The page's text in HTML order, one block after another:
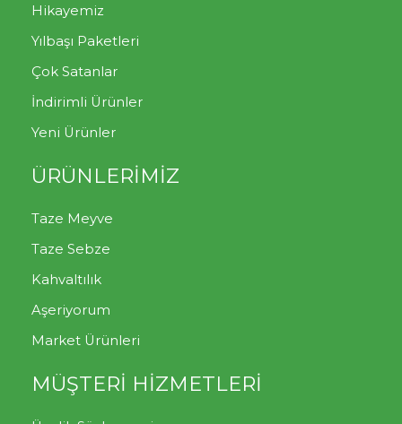
Hikayemiz
Yılbaşı Paketleri
Çok Satanlar
İndirimli Ürünler
Yeni Ürünler
ÜRÜNLERİMİZ
Taze Meyve
Taze Sebze
Kahvaltılık
Aşeriyorum
Market Ürünleri
MÜŞTERİ HİZMETLERİ